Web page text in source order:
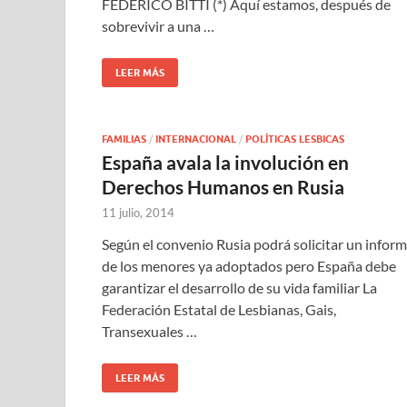
FEDERICO BITTI (*) Aquí estamos, después de
sobrevivir a una …
LEER MÁS
FAMILIAS / INTERNACIONAL / POLÍTICAS LESBICAS
España avala la involución en
Derechos Humanos en Rusia
11 julio, 2014
Según el convenio Rusia podrá solicitar un
de los menores ya adoptados pero España debe
garantizar el desarrollo de su vida familiar La
Federación Estatal de Lesbianas, Gais,
Transexuales …
LEER MÁS